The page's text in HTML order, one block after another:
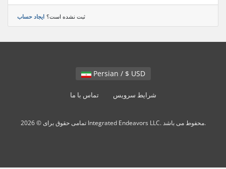
ثبت نشده است؟ ایجاد حساب
Persian / $ USD
تماس با ما شرایط سرویس
تمامی حقوق برای © 2026 Integrated Endeavors LLC. محفوط می باشد.